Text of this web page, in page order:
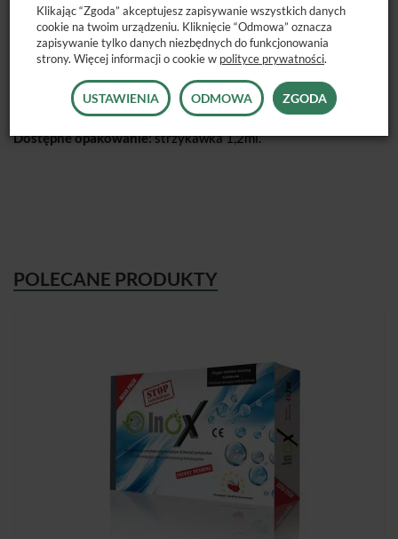
miękkich. Pozwala uniknąć widoku nieestetycznych długich
koron klinicznych zębów.
Dostępne opakowanie:strzykawka 1,2ml.
POLECANE PRODUKTY
Klikając “Zgoda” akceptujesz zapisywanie wszystkich danych
cookie na twoim urządzeniu. Kliknięcie “Odmowa” oznacza
zapisywanie tylko danych niezbędnych do funkcjonowania
strony. Więcej informacji o cookie w polityce prywatności.
USTAWIENIA ODMOWA ZGODA